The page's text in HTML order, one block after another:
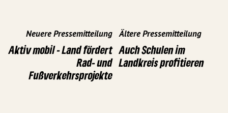
Neuere Pressemitteilung
Aktiv mobil - Land fördert
Rad- und
Fußverkehrsprojekte
Ältere Pressemitteilung
Auch Schulen im
Landkreis profitieren